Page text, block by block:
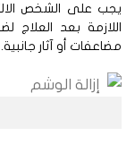
على الشخص الالتزام
بعد العلاج
أو آثار جانبية.